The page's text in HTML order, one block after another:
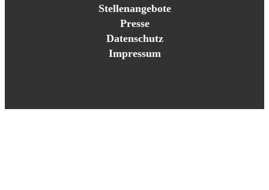
Stellenangebote
Presse
Datenschutz
Impressum